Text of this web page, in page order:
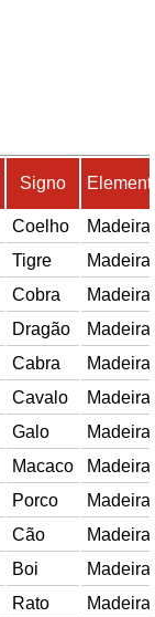
Signo
Coelho
Madeira
Tigre
Madeira
Cobra
Madeira
Dragão
Madeira
Cabra
Madeira
Cavalo
Madeira
Galo
Madeira
Macaco
Madeira
Porco
Madeira
Cão
Madeira
Boi
Madeira
Rato
Madeira